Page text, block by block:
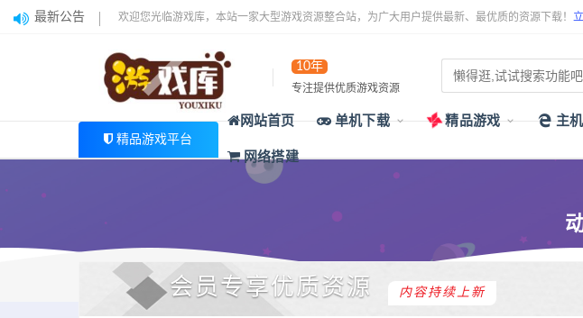
最新公告 欢迎您光临游戏库，本站一家大型游戏资源整合站，为广大用户提供最新、最优质的资源下载！
10年
专注提供优质游戏资源
精品游戏平台
网站首页 单机下载 精品游戏 主
网络搭建
会员专享优质资源 内容持续上新